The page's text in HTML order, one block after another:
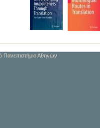
Πανεπιστήμιο Αθηνών